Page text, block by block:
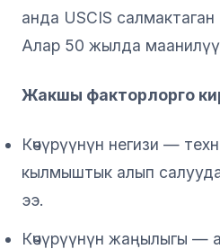
анда USCIS салмактаган
Алар 50 жылда маанилүү
Жакшы факторлорго
Көчүрүүнүн негизи —
кылмыштык алып
ээ.
Көчүрүүнүн жаңылыгы —